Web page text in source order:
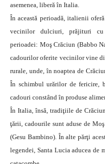
asemenea, liberă în Italia.
În această perioadă, italienii
vecinilor dulciuri, prăjituri
perioadei: Moş Crăciun (Babbo
cadourilor oferite vecinilor vine
rurale, unde, în noaptea de
În schimbul urărilor de fericire,
cadouri constând în produse
În Italia, însă, tradiţiile de
ţării, cadourile sunt aduse de
(Gesu Bambino). În alte părţi
legendei, Santa Lucia aducea de